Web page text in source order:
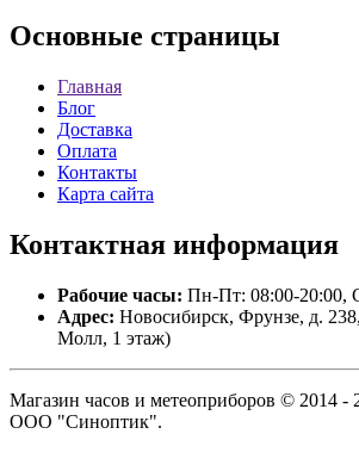
Основные страницы
Главная
Блог
Доставка
Оплата
Контакты
Карта сайта
Контактная информация
Рабочие часы: Пн-Пт: 08:00-20:00,
Адрес: Новосибирск, Фрунзе, д.
Молл, 1 этаж)
Магазин часов и метеоприборов © 2014 -
ООО "Синоптик".